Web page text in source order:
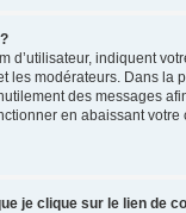
d’utilisateur, indiquent
les modérateurs. Dans
des messages
en abaissant votre
je clique sur le lien de